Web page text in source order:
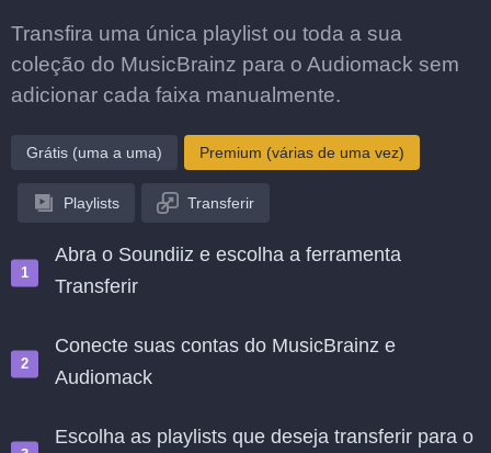
Transfira uma única playlist ou toda a sua
coleção do MusicBrainz para o Audiomack sem
adicionar cada faixa manualmente.
Grátis (uma a uma) Premium (várias de uma vez)
Playlists Transferir
Abra o Soundiiz e escolha a ferramenta
Transferir
Conecte suas contas do MusicBrainz e
Audiomack
Escolha as playlists que deseja transferir para o